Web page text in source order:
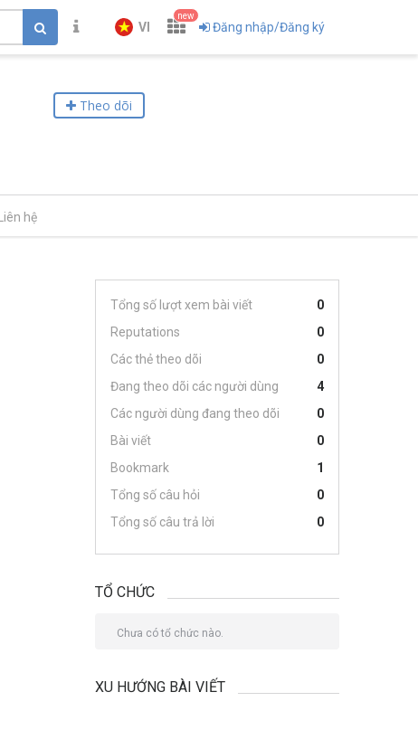
VI
new
Đăng nhập/Đăng ký
Theo dõi
Liên hệ
Tổng số lượt xem bài viết
0
Reputations
0
Các thẻ theo dõi
0
Đang theo dõi các người dùng
4
Các người dùng đang theo dõi
0
Bài viết
0
Bookmark
1
Tổng số câu hỏi
0
Tổng số câu trả lời
0
TỔ CHỨC
Chưa có tổ chức nào.
XU HƯỚNG BÀI VIẾT